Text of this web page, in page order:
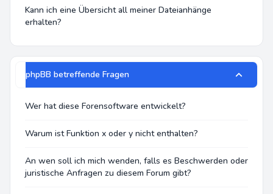
Kann ich eine Übersicht all meiner Dateianhänge
erhalten?
phpBB betreffende Fragen
Wer hat diese Forensoftware entwickelt?
Warum ist Funktion x oder y nicht enthalten?
An wen soll ich mich wenden, falls es Beschwerden oder
juristische Anfragen zu diesem Forum gibt?